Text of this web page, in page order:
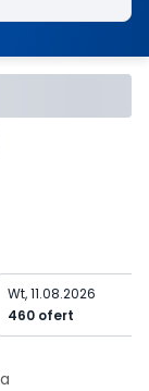
Wt, 11.08.2026
460 ofert